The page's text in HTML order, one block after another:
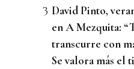
David Pinto,
en A Mezquita:
transcurre con
Se valora más el